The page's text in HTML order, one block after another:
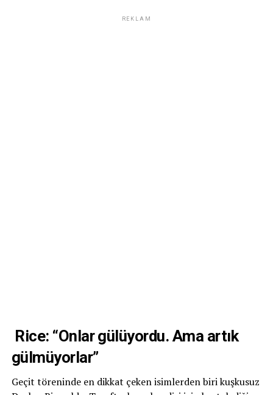
REKLAM
Rice: “Onlar gülüyordu. Ama artık
gülmüyorlar”
Geçit töreninde en dikkat çeken isimlerden biri kuşkusuz